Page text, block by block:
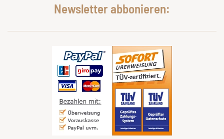
Newsletter abbonieren: